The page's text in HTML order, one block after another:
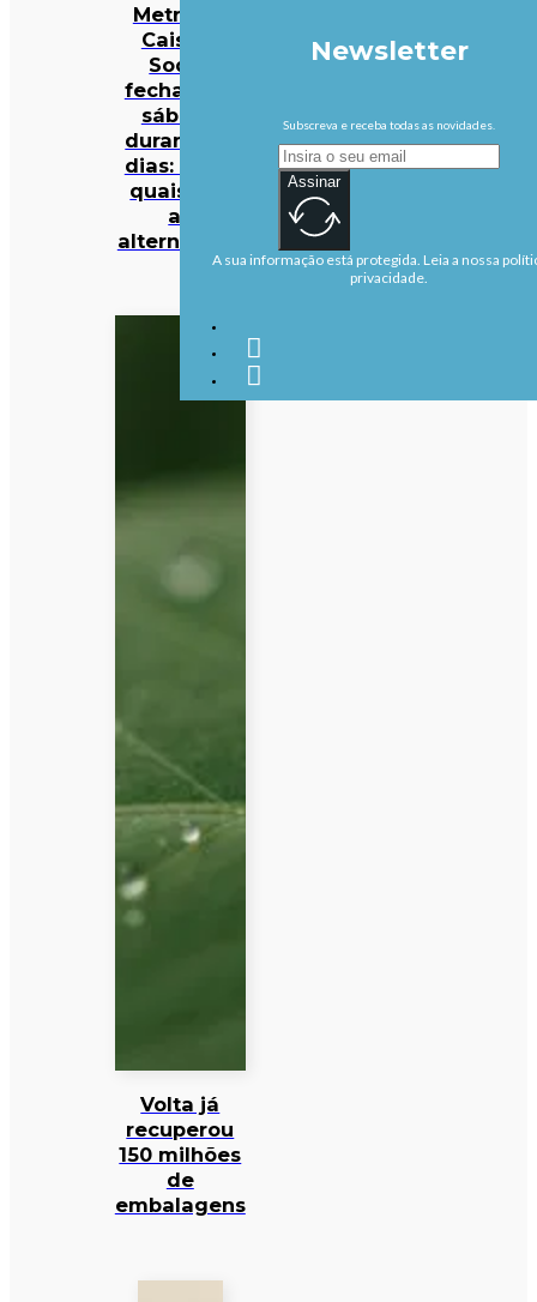
Metro do
Cais do
Sodré
fecha este
sábado
durante 19
dias: saiba
quais são
as
alternativas
Volta já
recuperou
150 milhões
de
embalagens
Newsletter
Subscreva e receba todas as novidades.
Assinar
A sua informação está protegida. Leia a nossa
privacidade.